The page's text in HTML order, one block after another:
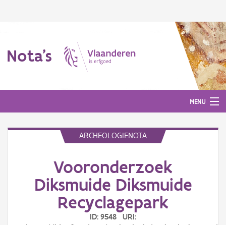
Nota's
MENU
ARCHEOLOGIENOTA
Vooronderzoek
Diksmuide Diksmuide
Recyclagepark
ID: 9548 URI: